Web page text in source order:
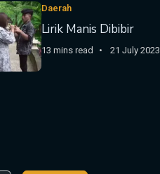
Daerah
Lirik Manis Dibibir
13 mins read 21 July 2023